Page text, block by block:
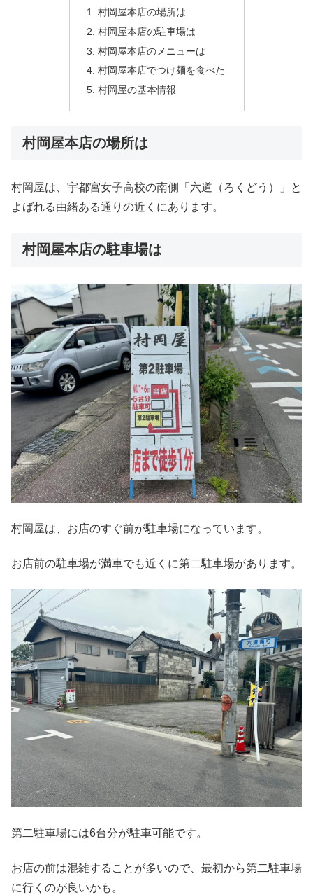
村岡屋本店の場所は
村岡屋本店の駐車場は
村岡屋本店のメニューは
村岡屋本店でつけ麺を食べた
村岡屋の基本情報
村岡屋本店の場所は
村岡屋は、宇都宮女子高校の南側「六道（ろくどう）」と
よばれる由緒ある通りの近くにあります。
村岡屋本店の駐車場は
村岡屋は、お店のすぐ前が駐車場になっています。
お店前の駐車場が満車でも近くに第二駐車場があります。
第二駐車場には6台分が駐車可能です。
お店の前は混雑することが多いので、最初から第二駐車場
に行くのが良いかも。